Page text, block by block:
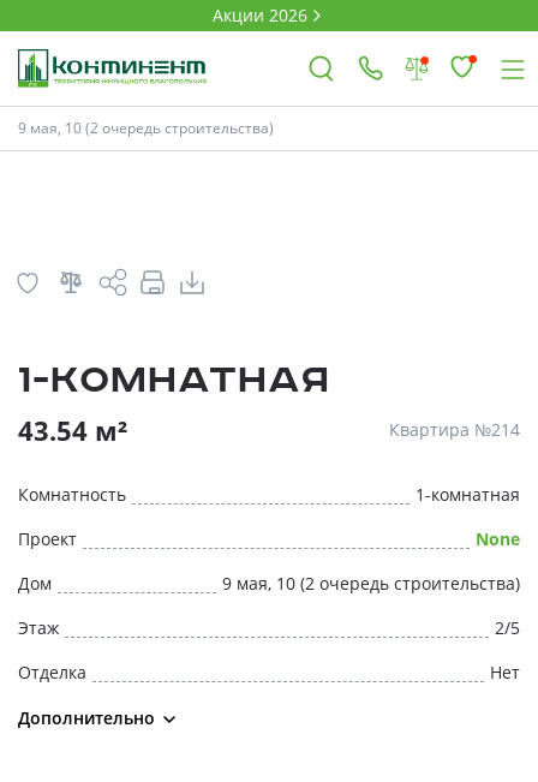
Акции 2026
Акции
Новости
Выбор недвижимости
Офис продаж
Работа
9 мая, 10 (2 очередь строительства)
1-комнатная
43.54 м² Квартира №214
Комнатность
1-комнатная
Проект
None
Дом
9 мая, 10 (2 очередь строительства)
Этаж
2/5
Отделка
Нет
Дополнительно
План Комнатность
* Скидки предоставляются в